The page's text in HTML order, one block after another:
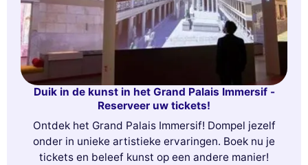
Duik in de kunst in het Grand Palais Immersif -
Reserveer uw tickets!
Ontdek het Grand Palais Immersif! Dompel jezelf
onder in unieke artistieke ervaringen. Boek nu je
tickets en beleef kunst op een andere manier!